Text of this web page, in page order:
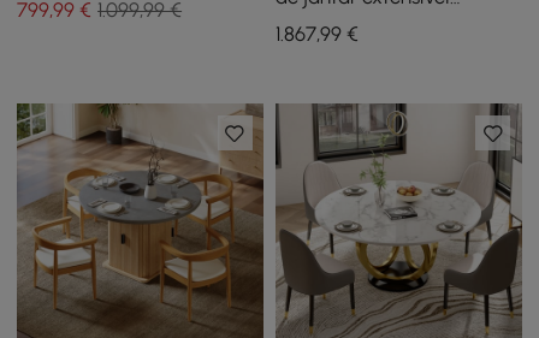
799,99 € 1.099,99 €
Japandi de 39 “a 55" com 4
cadeiras
1.867,99€